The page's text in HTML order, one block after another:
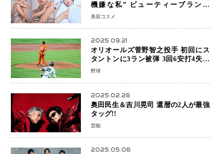
機嫌な私” ビューティーブランド
「iYON」が描く新しいスキンケア体
美容コスメ
2025.09.21
オリオールズ菅野智之投手 初回にス
タントンに3ラン被弾 3回6安打4失点
で降板
野球
2025.02.26
奥田民生＆吉川晃司 還暦の2人が最強
タッグ!!
芸能
2025.05.06